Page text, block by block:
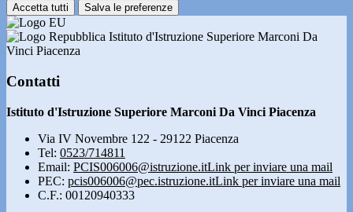
Accetta tutti Salva le preferenze
Istituto d'Istruzione Superiore Marconi Da
Vinci Piacenza
Contatti
Istituto d'Istruzione Superiore Marconi Da Vinci Piacenza
Via IV Novembre 122 - 29122 Piacenza
Tel: 0523/714811
Email: PCIS006006@istruzione.itLink per inviare una mail
PEC: pcis006006@pec.istruzione.itLink per inviare una mail
C.F.: 00120940333